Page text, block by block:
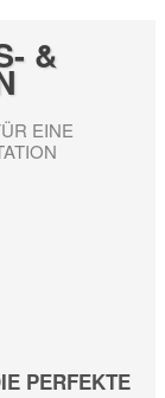
&
EINE
PERFEKTE